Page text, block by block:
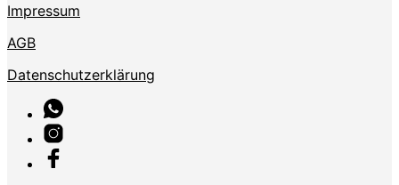
Impressum
AGB
Datenschutzerklärung